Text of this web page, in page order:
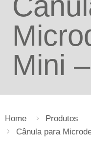
Mini
Home
Produtos
Cânula para